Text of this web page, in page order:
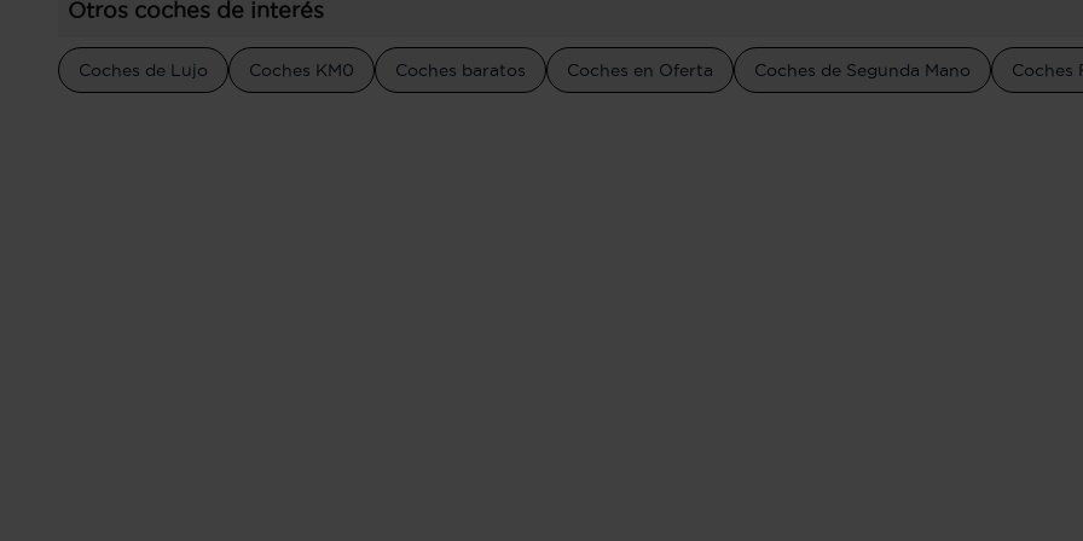
Otros coches de interés
Coches de Lujo Coches KM0 Coches baratos Coches en Oferta Coches de Segunda Mano Coches